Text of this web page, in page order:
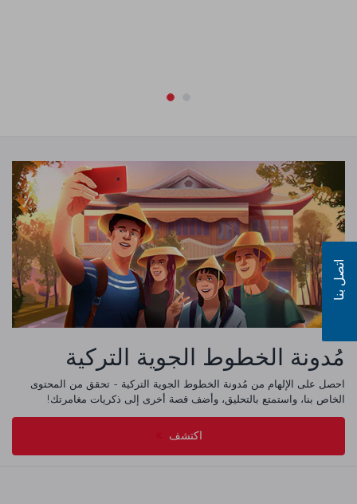
مُدونة الخطوط الجوية التركية
احصل على الإلهام من مُدونة الخطوط الجوية التركية - تحقق من المحتوى
الخاص بنا، واستمتع بالتحليق، وأضف قصة أخرى إلى ذكريات مغامرتك!
اكتشف
اتصل بنا